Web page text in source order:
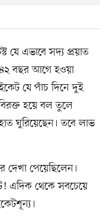
যে এভাবে সদ্য প্রয়াত
বছর আগে হওয়া
যে পাঁচ দিনে দুই
হয়ে বল তুলে
ঘুরিয়েছেন। তবে লাভ
দেখা পেয়েছিলেন।
এদিক থেকে সবচেয়ে